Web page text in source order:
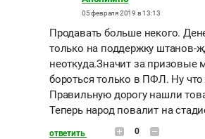
05 февраля 2019 в 13:13
Продавать больше некого.
только на поддержку штанов-
неоткуда.Значит за призовые
бороться только в ПФЛ. Ну
Правильную дорогу нашли
Теперь народ повалит на
ответить 0